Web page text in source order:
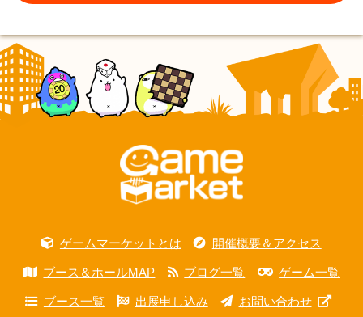
ゲームマーケットとは 開催概要＆アクセス
ブース＆ホールMAP ブログ一覧 ゲーム一覧
ブース一覧 出展申し込み お問い合わせ